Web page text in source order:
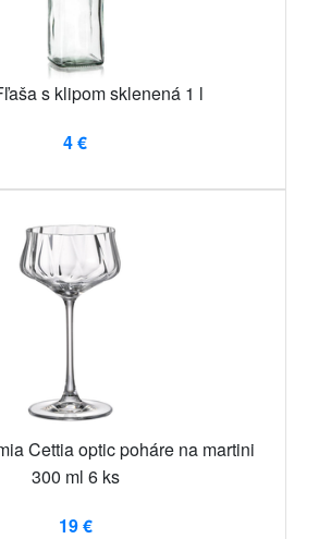
s klipom sklenená 1 l
4 €
Cettia optic poháre na martini
300 ml 6 ks
19 €